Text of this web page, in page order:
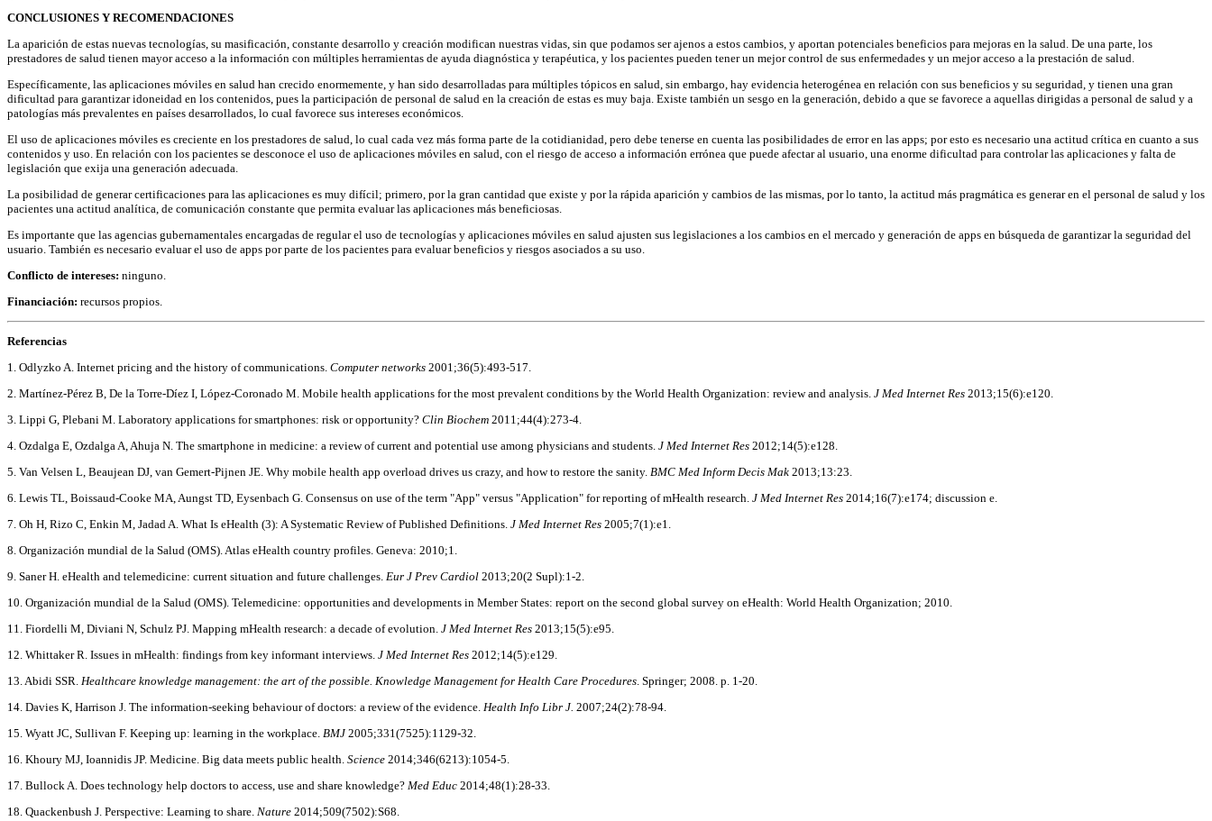
CONCLUSIONES Y RECOMENDACIONES
La aparición de estas nuevas tecnologías, su masificación, constante desarrollo y creación modifican nuestras vidas, sin que podamos ser ajenos a estos cambios, y aportan potenciales beneficios para mejoras en la salud. De una parte, los
prestadores de salud tienen mayor acceso a la información con múltiples herramientas de ayuda diagnóstica y terapéutica, y los pacientes pueden tener un mejor control de sus enfermedades y un mejor acceso a la prestación de salud.
Específicamente, las aplicaciones móviles en salud han crecido enormemente, y han sido desarrolladas para múltiples tópicos en salud, sin embargo, hay evidencia heterogénea en relación con sus beneficios y su seguridad, y tienen una gran
dificultad para garantizar idoneidad en los contenidos, pues la participación de personal de salud en la creación de estas es muy baja. Existe también un sesgo en la generación, debido a que se favorece a aquellas dirigidas a personal de salud y a
patologías más prevalentes en países desarrollados, lo cual favorece sus intereses económicos.
El uso de aplicaciones móviles es creciente en los prestadores de salud, lo cual cada vez más forma parte de la cotidianidad, pero debe tenerse en cuenta las posibilidades de error en las apps; por esto es necesario una actitud crítica en cuanto a sus
contenidos y uso. En relación con los pacientes se desconoce el uso de aplicaciones móviles en salud, con el riesgo de acceso a información errónea que puede afectar al usuario, una enorme dificultad para controlar las aplicaciones y falta de
legislación que exija una generación adecuada.
La posibilidad de generar certificaciones para las aplicaciones es muy difícil; primero, por la gran cantidad que existe y por la rápida aparición y cambios de las mismas, por lo tanto, la actitud más pragmática es generar en el personal de salud y los
pacientes una actitud analítica, de comunicación constante que permita evaluar las aplicaciones más beneficiosas.
Es importante que las agencias gubernamentales encargadas de regular el uso de tecnologías y aplicaciones móviles en salud ajusten sus legislaciones a los cambios en el mercado y generación de apps en búsqueda de garantizar la seguridad del
usuario. También es necesario evaluar el uso de apps por parte de los pacientes para evaluar beneficios y riesgos asociados a su uso.
Conflicto de intereses: ninguno.
Financiación: recursos propios.
Referencias
1. Odlyzko A. Internet pricing and the history of communications. Computer networks 2001;36(5):493-517.
2. Martínez-Pérez B, De la Torre-Díez I, López-Coronado M. Mobile health applications for the most prevalent conditions by the World Health Organization: review and analysis. J Med Internet Res 2013;15(6):e120.
3. Lippi G, Plebani M. Laboratory applications for smartphones: risk or opportunity? Clin Biochem 2011;44(4):273-4.
4. Ozdalga E, Ozdalga A, Ahuja N. The smartphone in medicine: a review of current and potential use among physicians and students. J Med Internet Res 2012;14(5):e128.
5. Van Velsen L, Beaujean DJ, van Gemert-Pijnen JE. Why mobile health app overload drives us crazy, and how to restore the sanity. BMC Med Inform Decis Mak 2013;13:23.
6. Lewis TL, Boissaud-Cooke MA, Aungst TD, Eysenbach G. Consensus on use of the term "App" versus "Application" for reporting of mHealth research. J Med Internet Res 2014;16(7):e174; discussion e.
7. Oh H, Rizo C, Enkin M, Jadad A. What Is eHealth (3): A Systematic Review of Published Definitions. J Med Internet Res 2005;7(1):e1.
8. Organización mundial de la Salud (OMS). Atlas eHealth country profiles. Geneva: 2010;1.
9. Saner H. eHealth and telemedicine: current situation and future challenges. Eur J Prev Cardiol 2013;20(2 Supl):1-2.
10. Organización mundial de la Salud (OMS). Telemedicine: opportunities and developments in Member States: report on the second global survey on eHealth: World Health Organization; 2010.
11. Fiordelli M, Diviani N, Schulz PJ. Mapping mHealth research: a decade of evolution. J Med Internet Res 2013;15(5):e95.
12. Whittaker R. Issues in mHealth: findings from key informant interviews. J Med Internet Res 2012;14(5):e129.
13. Abidi SSR. Healthcare knowledge management: the art of the possible. Knowledge Management for Health Care Procedures. Springer; 2008. p. 1-20.
14. Davies K, Harrison J. The information-seeking behaviour of doctors: a review of the evidence. Health Info Libr J. 2007;24(2):78-94.
15. Wyatt JC, Sullivan F. Keeping up: learning in the workplace. BMJ 2005;331(7525):1129-32.
16. Khoury MJ, Ioannidis JP. Medicine. Big data meets public health. Science 2014;346(6213):1054-5.
17. Bullock A. Does technology help doctors to access, use and share knowledge? Med Educ 2014;48(1):28-33.
18. Quackenbush J. Perspective: Learning to share. Nature 2014;509(7502):S68.